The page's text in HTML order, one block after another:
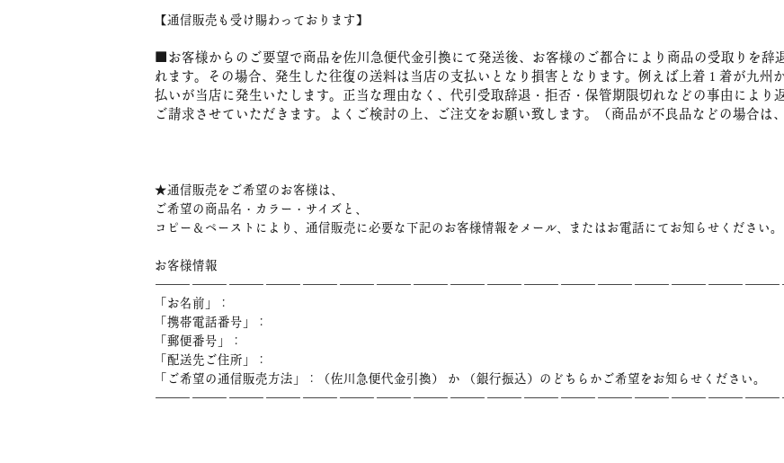
【通信販売も受け賜わっております】
■お客様からのご要望で商品を佐川急便代金引換にて発送後、お客様のご都合により商品の受取りを辞
れます。その場合、発生した往復の送料は当店の支払いとなり損害となります。例えば上着１着が九州
払いが当店に発生いたします。正当な理由なく、代引受取辞退・拒否・保管期限切れなどの事由により
ご請求させていただきます。よくご検討の上、ご注文をお願い致します。（商品が不良品などの場合は
★通信販売をご希望のお客様は、
ご希望の商品名・カラー・サイズと、
コピー＆ペーストにより、通信販売に必要な下記のお客様情報をメール、またはお電話にてお知らせください。
お客様情報
「お名前」：
「携帯電話番号」：
「郵便番号」：
「配送先ご住所」：
「ご希望の通信販売方法」：（佐川急便代金引換） か （銀行振込）のどちらかご希望をお知らせください。